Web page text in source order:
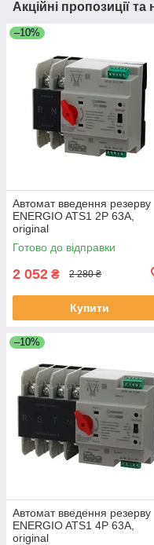
Акційні пропозиції та
–10%
Автомат введення резерву
ENERGIO ATS1 2P 63A,
original
Готово до відправки
2 052 ₴ 2 280 ₴
Купити
–10%
Автомат введення резерву
ENERGIO ATS1 4P 63A,
original